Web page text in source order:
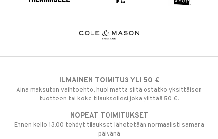
ILMAINEN TOIMITUS YLI 50 €
Aina maksuton vaihtoehto, huolimatta siitä ostatko yksittäisen
tuotteen tai koko tilauksellesi joka ylittää 50 €.
NOPEAT TOIMITUKSET
Ennen kello 13.00 tehdyt tilaukset lähetetään normaalisti samana
päivänä